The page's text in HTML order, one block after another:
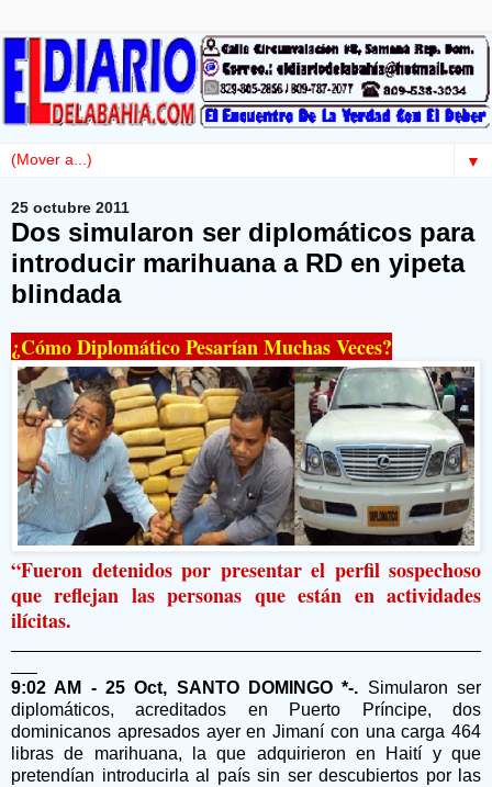
▼
25 octubre 2011
Dos simularon ser diplomáticos para
introducir marihuana a RD en yipeta
blindada
¿Cómo Diplomático Pesarían Muchas Veces?
“Fueron detenidos por presentar el perfil sospechoso
que reflejan las personas que están en actividades
ilícitas.
9:02 AM - 25 Oct, SANTO DOMINGO *-. Simularon ser
diplomáticos, acreditados en Puerto Príncipe, dos
dominicanos apresados ayer en Jimaní con una carga 464
libras de marihuana, la que adquirieron en Haití y que
pretendían introducirla al país sin ser descubiertos por las